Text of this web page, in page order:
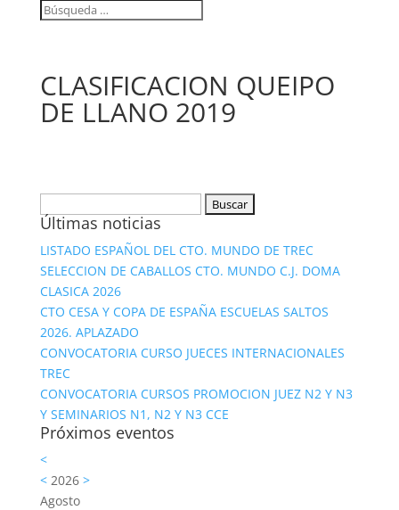
CLASIFICACION QUEIPO
DE LLANO 2019
Últimas noticias
LISTADO ESPAÑOL DEL CTO. MUNDO DE TREC
SELECCION DE CABALLOS CTO. MUNDO C.J. DOMA
CLASICA 2026
CTO CESA Y COPA DE ESPAÑA ESCUELAS SALTOS
2026. APLAZADO
CONVOCATORIA CURSO JUECES INTERNACIONALES
TREC
CONVOCATORIA CURSOS PROMOCION JUEZ N2 Y N3
Y SEMINARIOS N1, N2 Y N3 CCE
Próximos eventos
<
<2026 >
Agosto